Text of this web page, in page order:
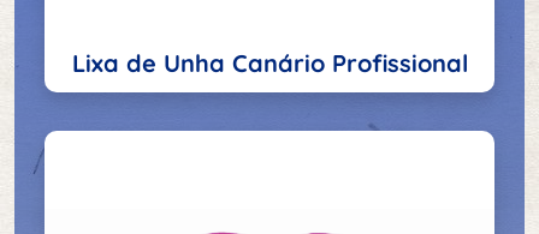
Lixa de Unha Canário Profissional